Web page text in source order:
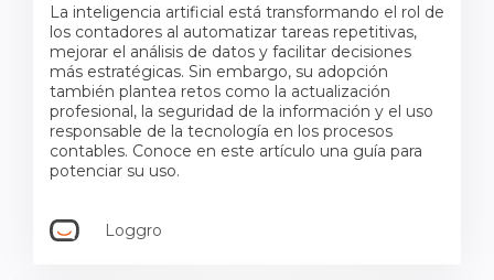
La inteligencia artificial está transformando el rol de
los contadores al automatizar tareas repetitivas,
mejorar el análisis de datos y facilitar decisiones
más estratégicas. Sin embargo, su adopción
también plantea retos como la actualización
profesional, la seguridad de la información y el uso
responsable de la tecnología en los procesos
contables. Conoce en este artículo una guía para
potenciar su uso.
Loggro